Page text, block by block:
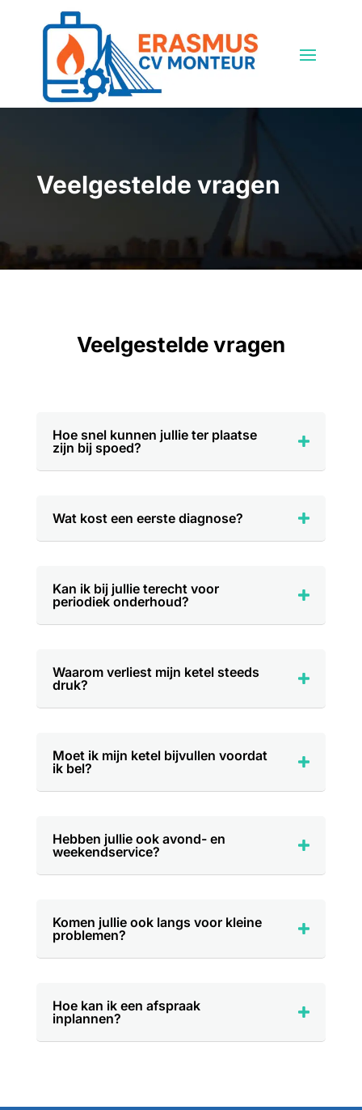
Veelgestelde vragen
Veelgestelde vragen
Hoe snel kunnen jullie ter plaatse
zijn bij spoed?
Wat kost een eerste diagnose?
Kan ik bij jullie terecht voor
periodiek onderhoud?
Waarom verliest mijn ketel steeds
druk?
Moet ik mijn ketel bijvullen voordat
ik bel?
Hebben jullie ook avond- en
weekendservice?
Komen jullie ook langs voor kleine
problemen?
Hoe kan ik een afspraak
inplannen?